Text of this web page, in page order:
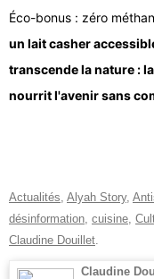
Éco-bonus : zéro
un lait casher
transcende la nature :
nourrit l'avenir sans
Actualités, Alyah Story,
désinformation, cuisine,
Claudine Douillet.
Claudine